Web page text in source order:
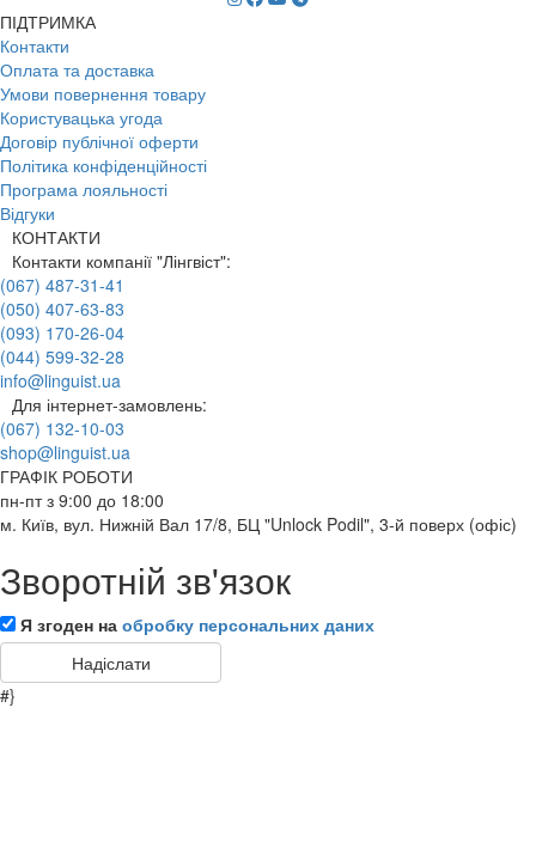
ПІДТРИМКА
Контакти
Оплата та доставка
Умови повернення товару
Користувацька угода
Договір публічної оферти
Політика конфіденційності
Програма лояльності
Відгуки
КОНТАКТИ
Контакти компанії "Лінгвіст":
(067) 487-31-41
(050) 407-63-83
(093) 170-26-04
(044) 599-32-28
info@linguist.ua
Для інтернет-замовлень:
(067) 132-10-03
shop@linguist.ua
ГРАФІК РОБОТИ
пн-пт з 9:00 до 18:00
м. Київ, вул. Нижній Вал 17/8, БЦ "Unlock Podil", 3-й поверх (офіс)
Зворотній зв'язок
Я згоден на обробку персональних даних
#}